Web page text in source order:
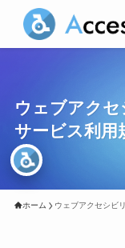
ウェブアク
サービス利用
ホーム ウェブアクセシビ